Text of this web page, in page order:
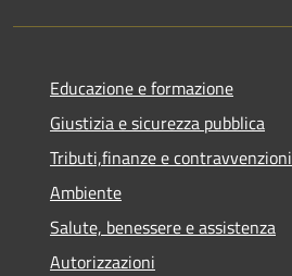
Educazione e formazione
Giustizia e sicurezza pubblica
Tributi,finanze e contravvenzioni
Ambiente
Salute, benessere e assistenza
Autorizzazioni